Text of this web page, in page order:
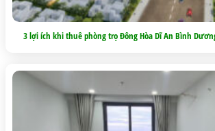
3 lợi ích khi thuê phòng trọ Đông Hòa Dĩ An Bình